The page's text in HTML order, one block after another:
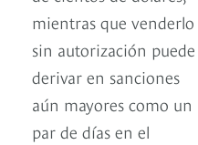
mientras que venderlo
sin autorización puede
derivar en sanciones
aún mayores como un
par de días en el